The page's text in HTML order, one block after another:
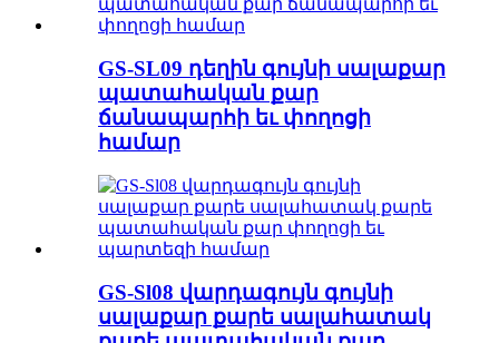
GS-SL09 դեղին գույնի սալաքար
պատահական քար
ճանապարհի եւ փողոցի
համար
GS-Sl08 վարդագույն գույնի
սալաքար քարե սալահատակ